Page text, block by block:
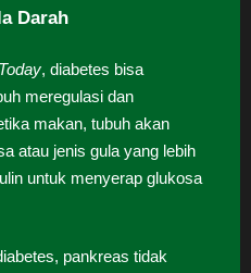
Darah
, diabetes bisa
meregulasi dan
makan, tubuh akan
atau jenis gula yang lebih
untuk menyerap glukosa
pankreas tidak